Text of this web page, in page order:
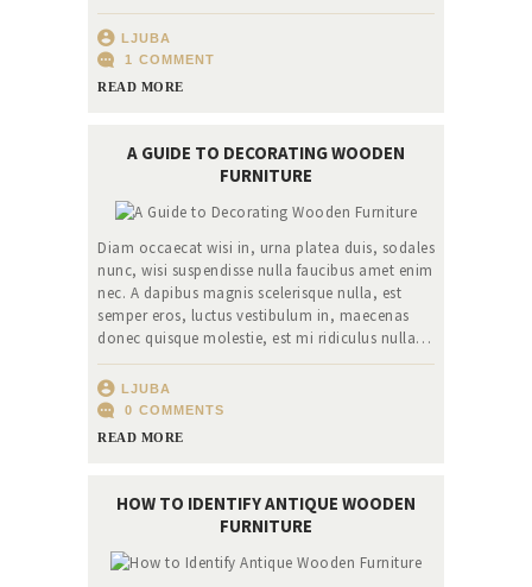
LJUBA
1
COMMENT
READ MORE
A GUIDE TO DECORATING WOODEN
FURNITURE
Diam occaecat wisi in, urna platea duis, sodales
nunc, wisi suspendisse nulla faucibus amet enim
nec. A dapibus magnis scelerisque nulla, est
semper eros, luctus vestibulum in, maecenas
donec quisque molestie, est mi ridiculus nulla…
LJUBA
0 COMMENTS
READ MORE
HOW TO IDENTIFY ANTIQUE WOODEN
FURNITURE